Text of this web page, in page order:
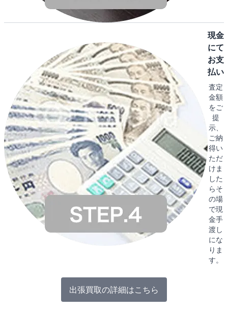
現金
にて
お支
払い
査定
金額
をご
提
示、
ご納
得い
ただ
けま
した
らそ
の場
で現
金手
渡し
にな
りま
す。
出張買取の詳細はこちら